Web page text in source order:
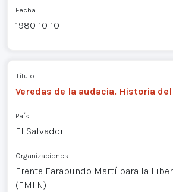
Fecha
1980-10-10
Título
Veredas de la audacia. Historia del
País
El Salvador
Organizaciones
Frente Farabundo Martí para la
(FMLN)